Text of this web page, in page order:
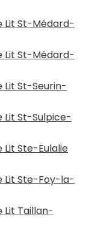
Lit St-Médard-
Lit St-Médard-
Lit St-Seurin-
Lit St-Sulpice-
Ste-Eulalie
Lit Ste-Foy-la-
Lit Taillan-